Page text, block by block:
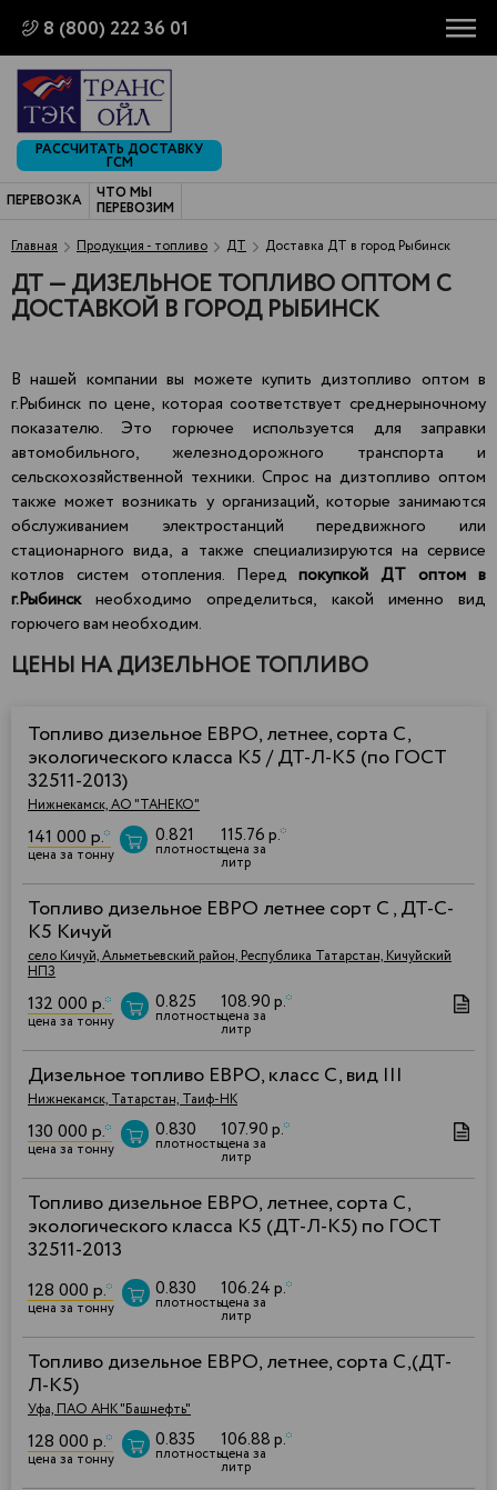
8 (800) 222 36 01
РАССЧИТАТЬ ДОСТАВКУ
ГСМ
ПЕРЕВОЗКА
ЧТО МЫ
ПЕРЕВОЗИМ
Главная
Продукция - топливо ДТ Доставка ДТ в город Рыбинск
ДТ — ДИЗЕЛЬНОЕ ТОПЛИВО ОПТОМ С
ДОСТАВКОЙ В ГОРОД РЫБИНСК
В нашей компании вы можете купить дизтопливо оптом в
г.Рыбинск по цене, которая соответствует среднерыночному
показателю. Это горючее используется для заправки
автомобильного, железнодорожного транспорта и
сельскохозяйственной техники. Спрос на дизтопливо оптом
также может возникать у организаций, которые занимаются
обслуживанием электростанций передвижного или
стационарного вида, а также специализируются на сервисе
котлов систем отопления. Передпокупкой ДТ оптом в
г.Рыбинскнеобходимо определиться, какой именно вид
горючего вам необходим.
ЦЕНЫ НА ДИЗЕЛЬНОЕ ТОПЛИВО
Топливо дизельное ЕВРО, летнее, сорта С,
экологического класса К5 / ДТ-Л-К5 (по ГОСТ
32511-2013)
Нижнекамск, АО "ТАНЕКО"
141 000 р.*
цена за тонну
0.821
плотность
115.76 р.*
цена за
литр
Топливо дизельное ЕВРО летнее сорт C , ДТ-C-
К5 Кичуй
село Кичуй, Альметьевский район, Республика Татарстан, Кичуйский
НПЗ
132 000 р.*
цена за тонну
0.825
плотность
108.90 р.*
цена за
литр
Дизельное топливо ЕВРО, класс С, вид III
Нижнекамск, Татарстан, Таиф-НК
130 000 р.*
цена за тонну
0.830
плотность
107.90 р.*
цена за
литр
Топливо дизельное ЕВРО, летнее, сорта C,
экологического класса К5 (ДТ-Л-К5) по ГОСТ
32511-2013
128 000 р.*
цена за тонну
0.830
плотность
106.24 р.*
цена за
литр
Топливо дизельное ЕВРО, летнее, сорта С,(ДТ-
Л-К5)
Уфа, ПАО АНК "Башнефть"
128 000 р.*
цена за тонну
0.835
плотность
106.88 р.*
цена за
литр